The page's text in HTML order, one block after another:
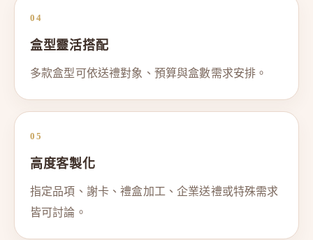
04
盒型靈活搭配
多款盒型可依送禮對象、預算與盒數需求安排。
05
高度客製化
指定品項、謝卡、禮盒加工、企業送禮或特殊需求
皆可討論。